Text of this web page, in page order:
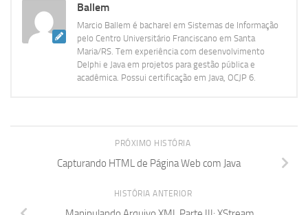
Ballem
Marcio Ballem é bacharel em Sistemas de Informação
pelo Centro Universitário Franciscano em Santa
Maria/RS. Tem experiência com desenvolvimento
Delphi e Java em projetos para gestão pública e
acadêmica. Possui certificação em Java, OCJP 6.
PRÓXIMO HISTÓRIA
Capturando HTML de Página Web com Java
HISTÓRIA ANTERIOR